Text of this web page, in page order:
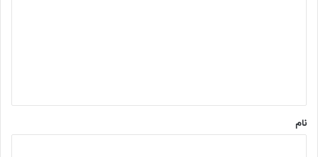
نام